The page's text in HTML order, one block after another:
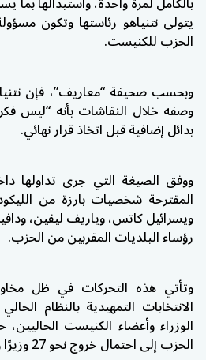
يتولى نتنياهو رئاستها وتكون
الحزب للكنيست.
وبحسب صحيفة “معاريف”، فإن
وصفه خلال النقاشات بأنه “ليس
بدائل إضافية قبل اتخاذ قرار نهائي.
ووفق الصيغة التي جرى تداولها
المقترحة شخصيات بارزة من
ويسرائيل كاتس، وياريف ليفين،
رؤساء البلديات المقربين من الحزب.
وتأتي هذه التحركات في ظل
الانتخابات التمهيدية بالنظام
الوزراء وأعضاء الكنيست
الحزب إلى احتمال خروج نحو 27 وزيرًا ونائبًا من القائمة المقبلة.